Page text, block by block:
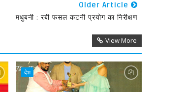
Older Article
मधुबनी : रबी फसल कटनी प्रयोग का निरीक्षण
View More
देश